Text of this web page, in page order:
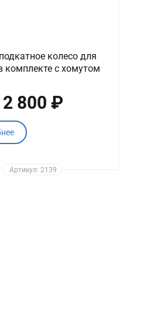
колесо для
комплекте с хомутом
2 800 ₽
Артикул: 2139